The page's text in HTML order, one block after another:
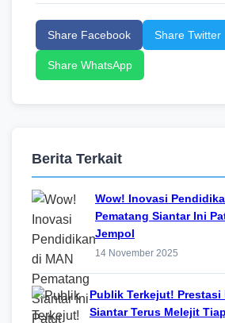
Share Facebook Share Twitter
Share WhatsApp
Berita Terkait
Wow! Inovasi
Pematang Siantar Ini
Jempol
14 November 2025
Publik Terkejut! Prestasi
Siantar Terus Melejit